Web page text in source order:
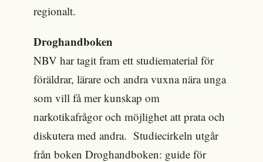
regionalt.
Droghandboken
NBV har tagit fram ett studiematerial för
föräldrar, lärare och andra vuxna nära unga
som vill få mer kunskap om
narkotikafrågor och möjlighet att prata och
diskutera med andra. Studiecirkeln utgår
från boken Droghandboken: guide för